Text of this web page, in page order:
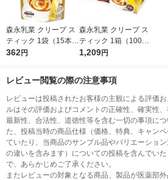
森永乳業 クリープ ス
ティック 1袋（15本
入）クリーミーパウダ
362円
森永乳業 クリープ ス
ティック 1箱（100本
入）クリーミーパウダ
ティックタイプ（イチ
オシ）
1,209円
レビュー閲覧の際の注意事項
レビューは投稿されたお客様の主観による評価
ルはその評価およびコメントの正確性、確実性、
最新性、合法性、道徳性等を含む一切の事項に
た、投稿当時の商品仕様（価格、特典、キャン
ていたり、当商品のサンプル品やバリエーショ
の違いを含みます）についての投稿を含んでい
で、あらかじめご了承ください。
またレビューの対象となる商品、製品が医薬部